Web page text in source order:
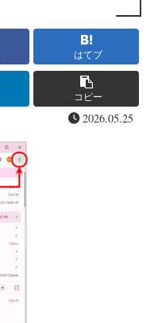
はてブ
コピー
2026.05.25